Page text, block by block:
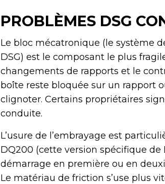
PROBLÈMES DSG
Le bloc mécatronique (le système
DSG) est le composant le plus
changements de rapports et le
boîte reste bloquée sur un rapport
clignoter. Certains propriétaires
conduite.
L’usure de l’embrayage est
DQ200 (cette version spécifique de
démarrage en première ou en
Le matériau de friction s’use plus